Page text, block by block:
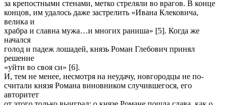
за крепостными стенами, метко стреляли во врагов. В конце
концов, им удалось даже застрелить «Ивана Клековича,
велика и
храбра и славна мужа…и многих раниша» [5]. Когда же
начался
голод и падеж лошадей, князь Роман Глебович принял
решение
«уйти во своя си» [6].
И, тем не менее, несмотря на неудачу, новгородцы не по-
считали князя Романа виновником случившегося, его
авторитет